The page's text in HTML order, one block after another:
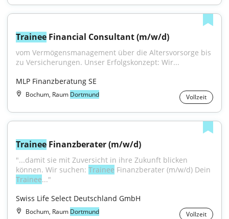
Trainee Financial Consultant (m/w/d)
vom Vermögensmanagement über die Altersvorsorge bis
zu Versicherungen. Unser Erfolgskonzept: Wir...
MLP Finanzberatung SE
Bochum, Raum Dortmund Vollzeit
Trainee Finanzberater (m/w/d)
"...damit sie mit Zuversicht in ihre Zukunft blicken
können. Wir suchen: Trainee
Trainee..."
Swiss Life Select Deutschland GmbH
Bochum, Raum Dortmund Vollzeit